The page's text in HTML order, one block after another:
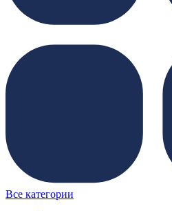
Все категории